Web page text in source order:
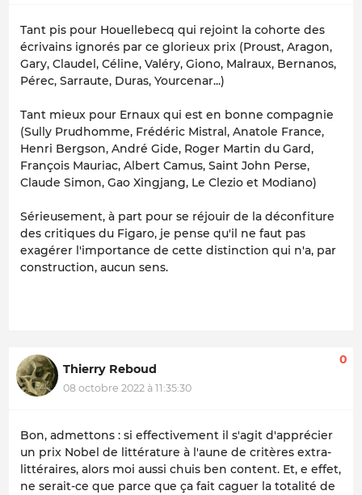
Tant pis pour Houellebecq qui rejoint la cohorte des
écrivains ignorés par ce glorieux prix (Proust, Aragon,
Gary, Claudel, Céline, Valéry, Giono, Malraux, Bernanos,
Pérec, Sarraute, Duras, Yourcenar...)
Tant mieux pour Ernaux qui est en bonne compagnie
(Sully Prudhomme, Frédéric Mistral, Anatole France,
Henri Bergson, André Gide, Roger Martin du Gard,
François Mauriac, Albert Camus, Saint John Perse,
Claude Simon, Gao Xingjang, Le Clezio et Modiano)
Sérieusement, à part pour se réjouir de la déconfiture
des critiques du Figaro, je pense qu'il ne faut pas
exagérer l'importance de cette distinction qui n'a, par
construction, aucun sens.
Thierry Reboud
08 octobre 2022 à 11:35:30
0
Bon, admettons : si effectivement il s'agit d'apprécier
un prix Nobel de littérature à l'aune de critères extra-
littéraires, alors moi aussi chuis ben content. Et, e effet,
ne serait-ce que parce que ça fait caguer la totalité de